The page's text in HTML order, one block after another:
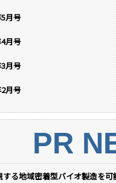
月号
月号
月号
月号
PR
る地域密着型バイオ製造を